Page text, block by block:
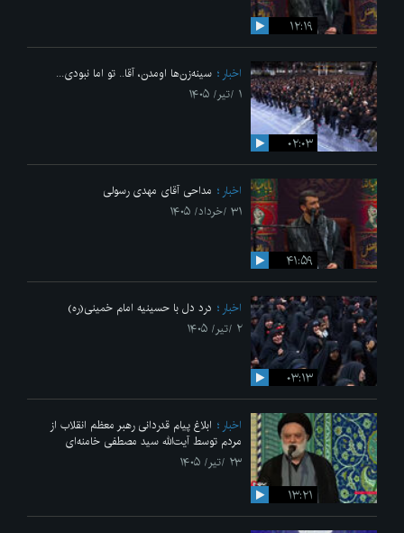
۱۲:۱۹
۰۲:۰۳
اخبار
سینه‌زن‌ها اومدن،‌ آقا.. تو اما نبودی...
۱ /تیر/ ۱۴۰۵
۴۱:۵۹
اخبار
مداحی آقای مهدی رسولی
۳۱ /خرداد/ ۱۴۰۵
۰۳:۱۳
اخبار
درد دل با حسینیه امام خمینی(ره)
۲ /تیر/ ۱۴۰۵
۱۳:۲۱
اخبار
ابلاغ پیام قدردانی رهبر معظم انقلاب از
مردم توسط آیت‌الله سید مصطفی خامنه‌ای
۲۳ /تیر/ ۱۴۰۵